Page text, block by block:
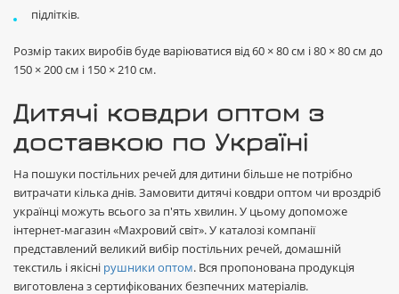
підлітків.
Розмір таких виробів буде варіюватися від 60 × 80 см і 80 × 80 см до
150 × 200 см і 150 × 210 см.
Дитячі ковдри оптом з
доставкою по Україні
На пошуки постільних речей для дитини більше не потрібно
витрачати кілька днів. Замовити дитячі ковдри оптом чи вроздріб
українці можуть всього за п'ять хвилин. У цьому допоможе
інтернет-магазин «Махровий світ». У каталозі компанії
представлений великий вибір постільних речей, домашній
текстиль і якісні рушники оптом. Вся пропонована продукція
виготовлена з сертифікованих безпечних матеріалів.